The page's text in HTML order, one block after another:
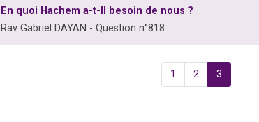
En quoi Hachem a-t-Il besoin de nous ?
Rav Gabriel DAYAN - Question n°818
1 2 3